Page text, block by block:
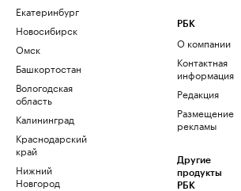
Екатеринбург
Новосибирск
Омск
Башкортостан
Вологодская
область
Калининград
Краснодарский
край
Нижний
Новгород
РБК
О компании
Контактная
информация
Редакция
Размещение
рекламы
Другие
продукты
РБК